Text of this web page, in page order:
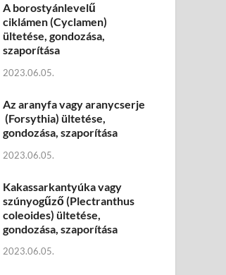
A borostyánlevelű
ciklámen (Cyclamen)
ültetése, gondozása,
szaporítása
2023.06.05.
Az aranyfa vagy aranycserje
(Forsythia) ültetése,
gondozása, szaporítása
2023.06.05.
Kakassarkantyúka vagy
szúnyogűző (Plectranthus
coleoides) ültetése,
gondozása, szaporítása
2023.06.05.